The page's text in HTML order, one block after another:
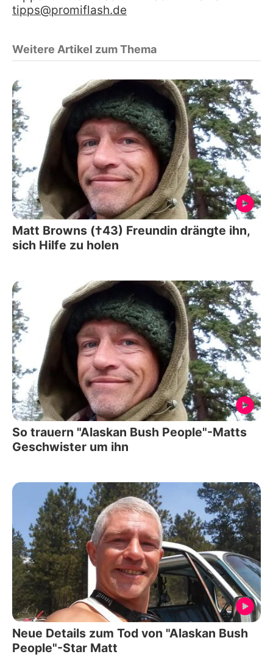
tipps@promiflash.de
Weitere Artikel zum Thema
Matt Browns (†43) Freundin drängte ihn,
sich Hilfe zu holen
So trauern "Alaskan Bush People"-Matts
Geschwister um ihn
Neue Details zum Tod von "Alaskan Bush
People"-Star Matt